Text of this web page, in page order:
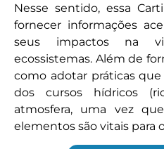
Nesse sentido, essa
fornecer informações
seus impactos na
ecossistemas. Além de
como adotar práticas
dos cursos hídricos
atmosfera, uma vez
elementos são vitais para